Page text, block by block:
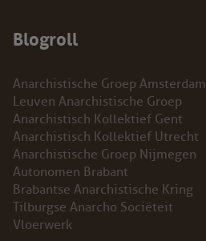
Blogroll
Anarchistische Groep Amsterdam
Leuven Anarchistische Groep
Anarchistisch Kollektief Gent
Anarchistisch Kollektief Utrecht
Anarchistische Groep Nijmegen
Autonomen Brabant
Brabantse Anarchistische Kring
Tilburgse Anarcho Sociëteit
Vloerwerk